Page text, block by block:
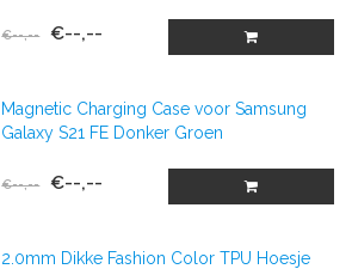
€--,-- €--,--
Magnetic Charging Case voor Samsung
Galaxy S21 FE Donker Groen
€--,-- €--,--
2.0mm Dikke Fashion Color TPU Hoesje